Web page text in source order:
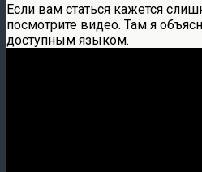
Если вам статься кажется
посмотрите видео. Там я
доступным языком.